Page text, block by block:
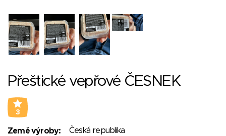
Přeštické vepřové ČESNEK
3
Země výroby:
Česká republika